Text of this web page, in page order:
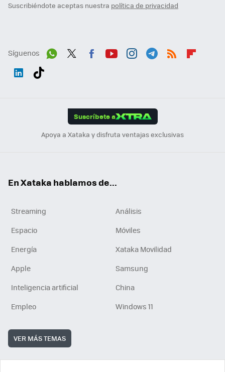
Suscribiéndote aceptas nuestra política de privacidad
Síguenos
Suscríbete a
Apoya a Xataka y disfruta ventajas exclusivas
En Xataka hablamos de...
Streaming
Análisis
Espacio
Móviles
Energía
Xataka Movilidad
Apple
Samsung
Inteligencia artificial
China
Empleo
Windows 11
VER MÁS TEMAS